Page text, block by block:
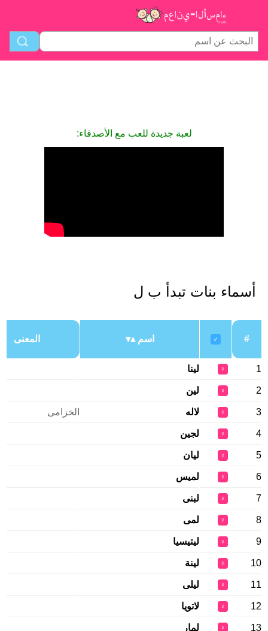
لعبة جديدة للعب مع الأصدقاء:
أسماء بنات تبدأ ب ل
#
♂ اسم المعنى
1
♀ لينا
2
♀ لين
3
♀ لاله الخزامى
4
♀ لجين
5
♀ ليان
6
♀ لميس
7
♀ لبنى
8
♀ لمى
9
♀ ليتيسيا
10
♀ لينة
11
♀ ليلى
12
♀ لاتويا
13
♀ لمار